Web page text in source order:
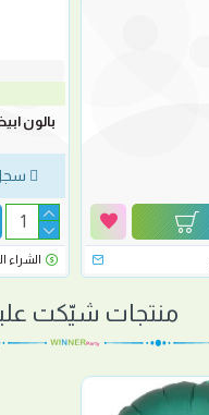
الشراء
منتجات شيّكت